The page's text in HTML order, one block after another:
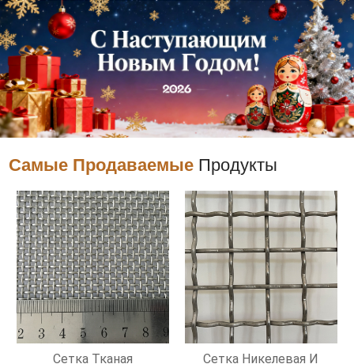
Самые Продаваемые Продукты
Сетка Тканая Сетка Никелевая И